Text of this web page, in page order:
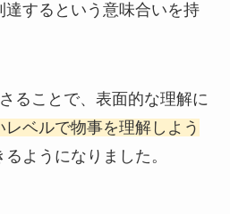
達するという意味合いを持
ることで、表面的な理解に
レベルで物事を理解しよう
ようになりました。